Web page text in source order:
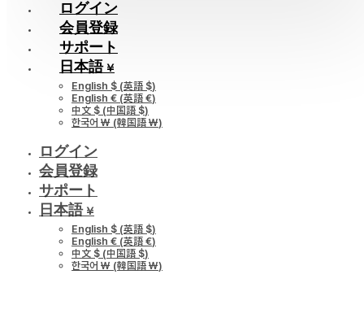
ログイン
会員登録
サポート
日本語 ¥
English $ (英語 $)
English € (英語 €)
中文 $ (中国語 $)
한국어 ￦ (韓国語 ￦)
ログイン
会員登録
サポート
日本語 ¥
English $ (英語 $)
English € (英語 €)
中文 $ (中国語 $)
한국어 ￦ (韓国語 ￦)